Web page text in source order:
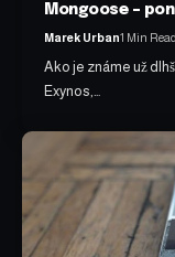
Mongoose –
Marek Urban1 Min Read
Ako je známe už
Exynos,…